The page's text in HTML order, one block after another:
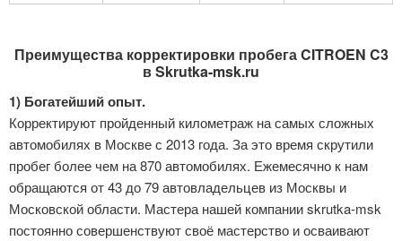
Преимущества корректировки пробега CITROEN C3
в Skrutka-msk.ru
1) Богатейший опыт.
Корректируют пройденный километраж на самых сложных
автомобилях в Москве с 2013 года. За это время скрутили
пробег более чем на 870 автомобилях. Ежемесячно к нам
обращаются от 43 до 79 автовладельцев из Москвы и
Московской области. Мастера нашей компании skrutka-msk
постоянно совершенствуют своё мастерство и осваивают